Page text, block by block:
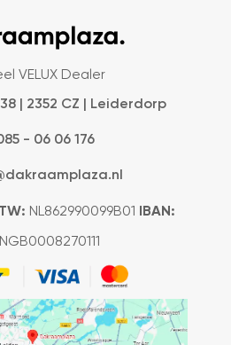
VELUX Dealer
| 2352 CZ | Leiderdorp
- 06 06 176
NL862990099B01 IBAN: